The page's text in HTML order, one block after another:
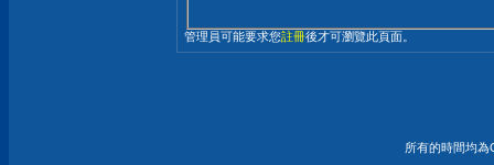
管理員可能要求您註冊後才可瀏覽此頁面。
所有的時間均為